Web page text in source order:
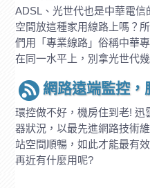
ADSL、光世代也是中華電
空間放這種家用線路上嗎？
們用「專業線路」俗稱中華
在同一水平上，別拿光世代
網路遠端監控，
環控做不好，機房住到老!
器狀況，以最先進網路技術
站空間順暢，如此才能最有
再近有什麼用呢?